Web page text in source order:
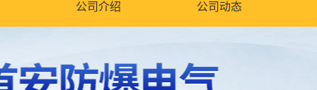
公司介绍 公司动态